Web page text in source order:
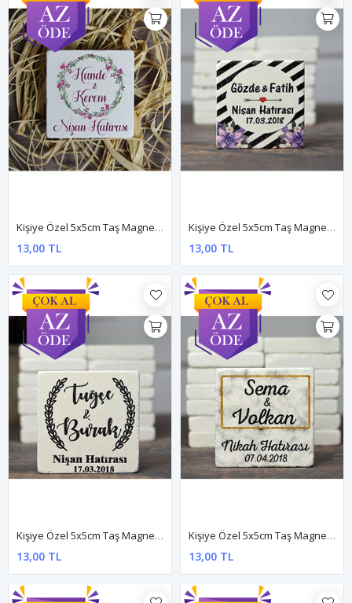
Kişiye Özel 5x5cm Taş Magnet - Dnts021
13,00 TL
Kişiye Özel 5x5cm Taş Magnet - Dnts023
13,00 TL
Kişiye Özel 5x5cm Taş Magnet - Dnts024
13,00 TL
Kişiye Özel 5x5cm Taş Magnet - Dnts025
13,00 TL